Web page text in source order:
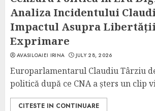
Analiza Incidentului
Impactul Asupra
Exprimare
AVASILOAIEI IRINA JULY 28, 2026
Europarlamentarul Claudiu Târziu
politică după ce CNA a șters un clip
CITESTE IN CONTINUARE